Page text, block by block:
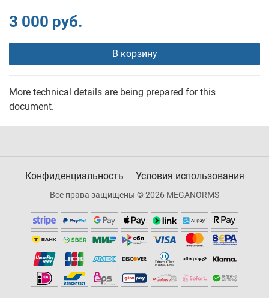
3 000 руб.
В корзину
More technical details are being prepared for this
document.
Конфиденциальность Условия использования
Все права защищены © 2026 MEGANORMS